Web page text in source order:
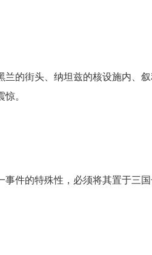
的街头、纳坦兹的核设施内、
。
件的特殊性，必须将其置于三